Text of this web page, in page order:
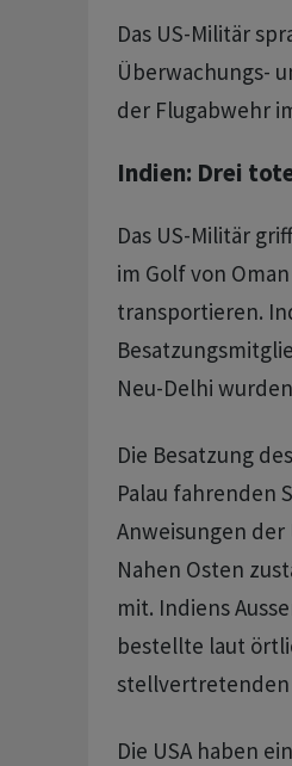
Das US-Militär
Überwachungs-
der Flugabwehr
Indien: Drei
Das US-Militär
im Golf von
transportieren.
Neu-Delhi
Die Besatzung
Palau fahrenden
Anweisungen
Nahen Osten
mit. Indiens
bestellte laut
stellvertretenden
Die USA haben